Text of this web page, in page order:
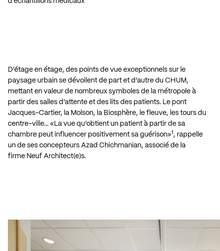
D’étage en étage, des points de vue exceptionnels sur le
paysage urbain se dévoilent de part et d’autre du CHUM,
mettant en valeur de nombreux symboles de la métropole à
partir des salles d’attente et des lits des patients. Le pont
Jacques-Cartier, la Molson, la Biosphère, le fleuve, les tours du
centre-ville… «La vue qu’obtient un patient à partir de sa
chambre peut influencer positivement sa guérison»1 , rappelle
un de ses concepteurs Azad Chichmanian, associé de la
firme Neuf Architect(e)s.